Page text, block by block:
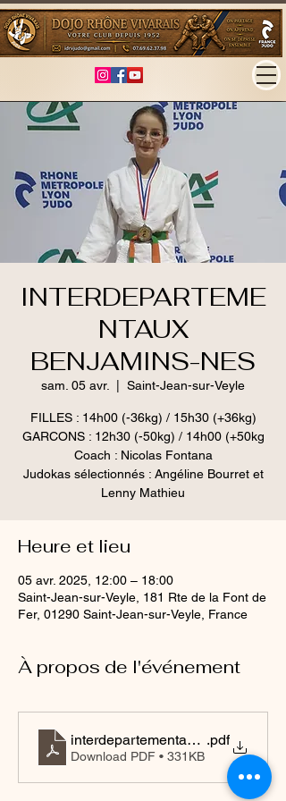
INTERDEPARTEME
NTAUX
BENJAMINS-NES
sam. 05 avr. Saint-Jean-sur-Veyle
FILLES : 14h00 (-36kg) / 15h30 (+36kg)
GARCONS : 12h30 (-50kg) / 14h00 (+50kg
Coach : Nicolas Fontana
Judokas sélectionnés : Angéline Bourret et
Lenny Mathieu
Heure et lieu
05 avr. 2025, 12:00 – 18:00
Saint-Jean-sur-Veyle, 181 Rte de la Font de
Fer, 01290 Saint-Jean-sur-Veyle, France
À propos de l'événement
interdepartementaux benjamins
.pdf
Download PDF • 331KB